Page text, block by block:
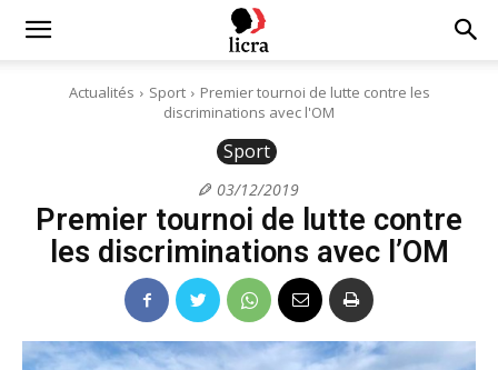
Licra
Antiraciste
Actualités Sport
Premier tournoi de lutte contre les
discriminations avec l'OM
Sport
03/12/2019
Premier tournoi de lutte contre
les discriminations avec l’OM